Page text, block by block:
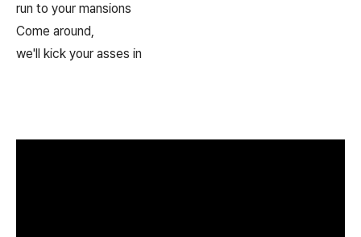
run to your mansions
Come around,
we'll kick your asses in